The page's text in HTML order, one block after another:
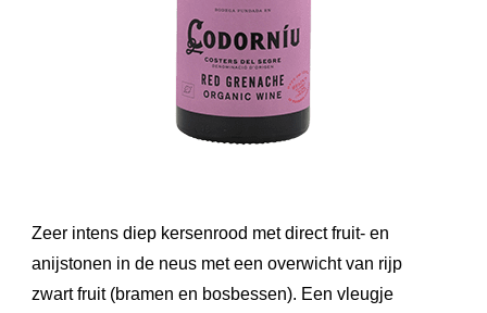
Zeer intens diep kersenrood met direct fruit- en
anijstonen in de neus met een overwicht van rijp
zwart fruit (bramen en bosbessen). Een vleugje